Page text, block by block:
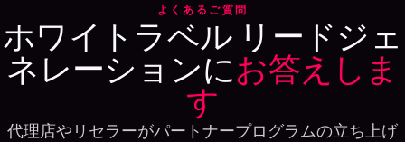
よくあるご質問
ホワイトラベル リードジェ
ネレーションにお答えしま
す
代理店やリセラーがパートナープログラムの立ち上げ